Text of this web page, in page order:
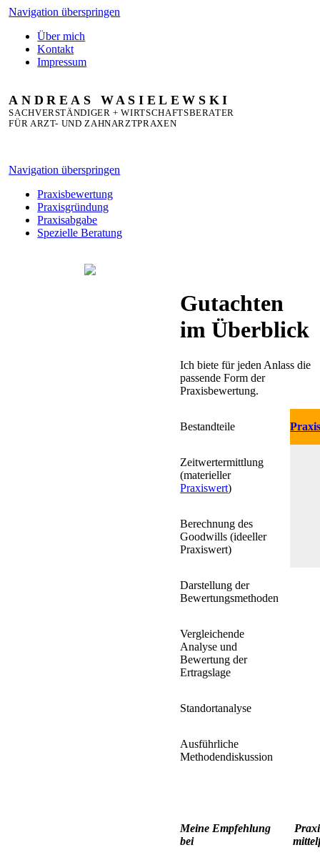
Navigation überspringen
Über mich
Kontakt
Impressum
ANDREAS WASIELEWSKI
SACHVERSTÄNDIGER + WIRTSCHAFTSBERATER
FÜR ARZT- UND ZAHNARZTPRAXEN
Navigation überspringen
Praxisbewertung
Praxisgründung
Praxisabgabe
Spezielle Beratung
Gutachten
im Überblick
Ich biete für jeden Anlass die
passende Form der
Praxisbewertung.
Bestandteile
Zeitwertermittlung
(materieller
Praxiswert)
Berechnung des
Goodwills (ideeller
Praxiswert)
Darstellung der
Bewertungsmethoden
Vergleichende
Analyse und
Bewertung der
Ertragslage
Standortanalyse
Ausführliche
Methodendiskussion
Meine Empfehlung
bei